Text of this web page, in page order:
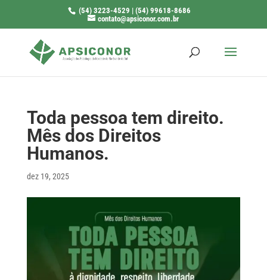
(54) 3223-4529 | (54) 99618-8686
contato@apsiconor.com.br
Toda pessoa tem direito.
Mês dos Direitos
Humanos.
dez 19, 2025